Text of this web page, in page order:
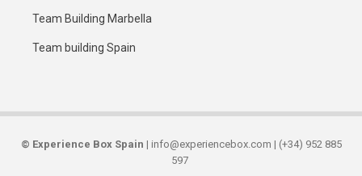
Team Building Marbella
Team building Spain
© Experience Box Spain | info@experiencebox.com | (+34) 952 885
597